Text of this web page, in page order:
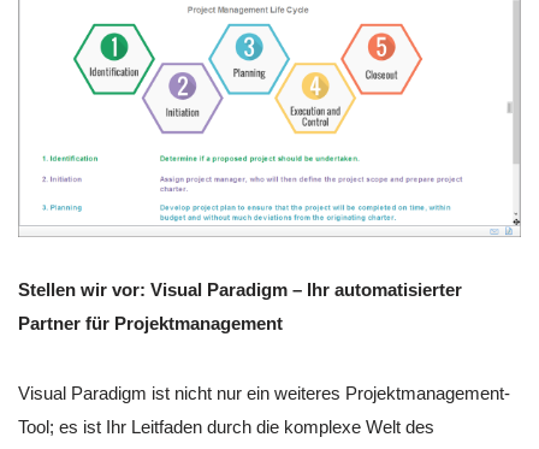
Stellen wir vor: Visual Paradigm – Ihr automatisierter
Partner für Projektmanagement
Visual Paradigm ist nicht nur ein weiteres Projektmanagement-
Tool; es ist Ihr Leitfaden durch die komplexe Welt des